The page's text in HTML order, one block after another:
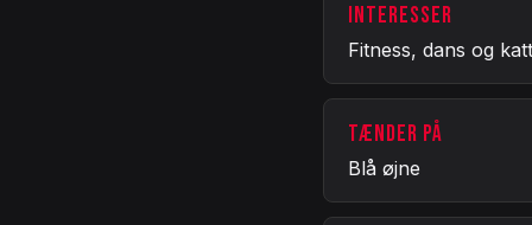
INTERESSER
Fitness, dans og
TÆNDER PÅ
Blå øjne